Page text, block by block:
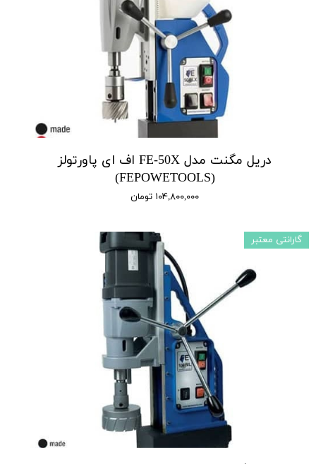
دریل مگنت مدل FE-50X اف ای پاورتولز
(FEPOWETOOLS)
۱۰۴,۸۰۰,۰۰۰ تومان
گارانتی معتبر